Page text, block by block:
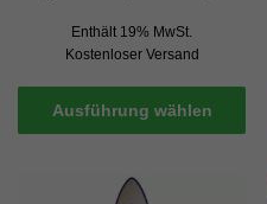
Enthält 19% MwSt.
Kostenloser Versand
Ausführung wählen
Inhalte von Videoplattformen und Social-
auf diese Inhalte keiner manuellen
Cookie-